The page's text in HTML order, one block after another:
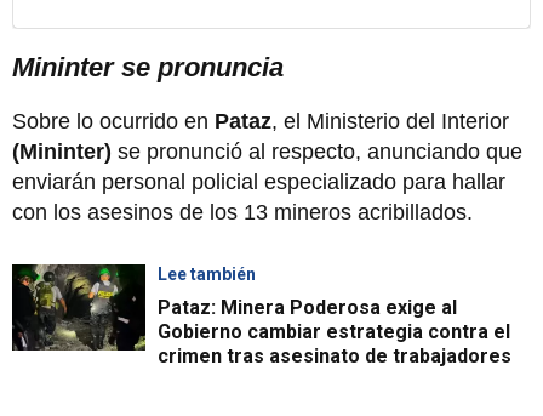
Mininter se pronuncia
Sobre lo ocurrido en Pataz, el Ministerio del Interior
(Mininter) se pronunció al respecto, anunciando que
enviarán personal policial especializado para hallar
con los asesinos de los 13 mineros acribillados.
Lee también
Pataz: Minera Poderosa exige al
Gobierno cambiar estrategia contra el
crimen tras asesinato de trabajadores